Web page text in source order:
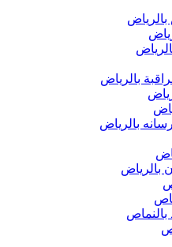
بالرياض
بالرياض
بالرياض